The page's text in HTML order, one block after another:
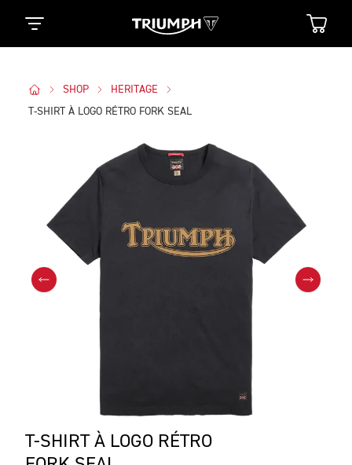
SHOP
HERITAGE
T-SHIRT À LOGO RÉTRO FORK SEAL
T-SHIRT À LOGO RÉTRO